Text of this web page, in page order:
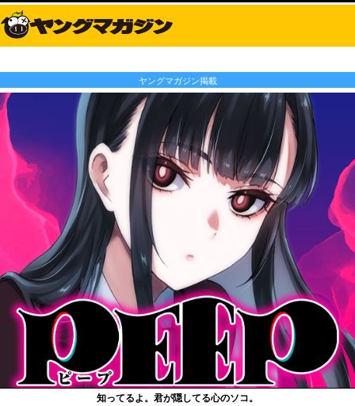
ヤングマガジン掲載
知ってるよ。君が隠してる心のソコ。